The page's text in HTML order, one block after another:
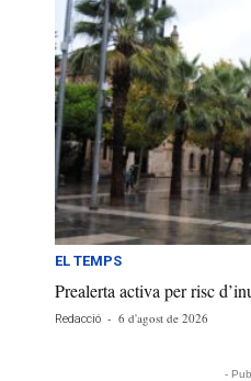
EL TEMPS
Prealerta activa per risc
Redacció - 6 d'agost de 2026
-